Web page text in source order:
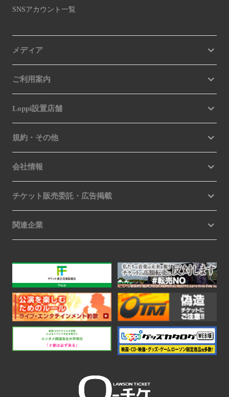
SNSアカウント一覧
メディア
ご利用案内
Loppi設置店舗
規約・その他
会社情報
チケット販売委託・広告掲載
関連企業